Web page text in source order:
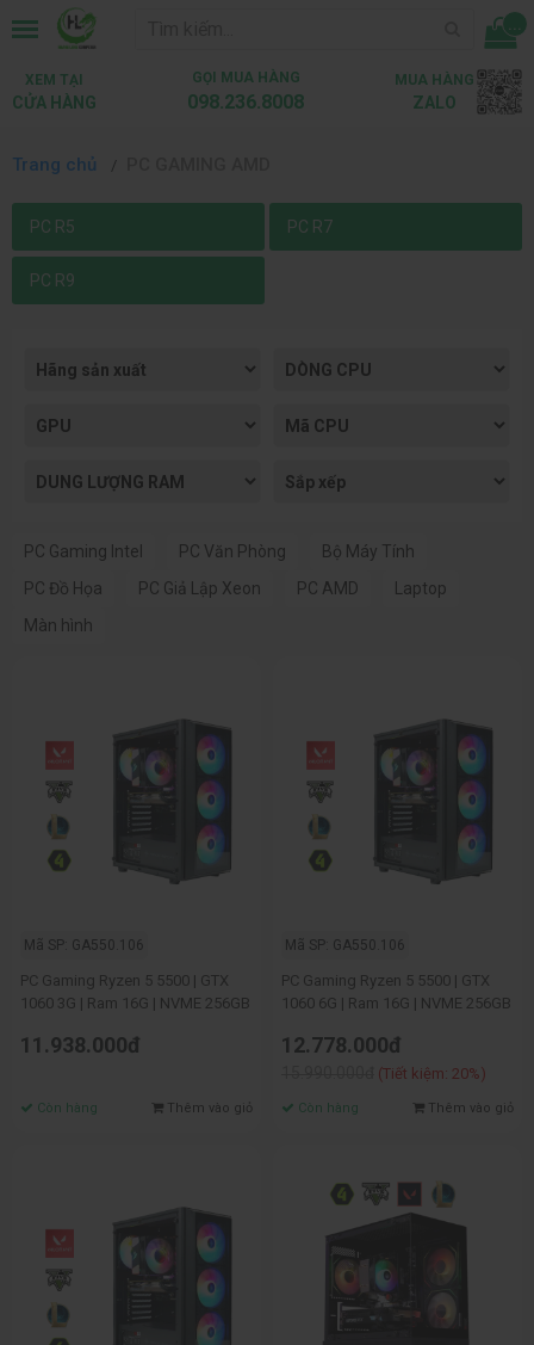
...
XEM TẠI
CỬA HÀNG
GỌI MUA HÀNG
098.236.8008
MUA HÀNG
ZALO
Trang chủ
PC R5 PC R7
PC R9
PC Gaming Intel PC Văn Phòng
Bộ Máy Tính
PC Đồ Họa
PC Giả Lập Xeon PC AMD
Laptop
Màn hình
Mã SP: GA550.106
PC Gaming Ryzen 5 5500 | GTX
1060 3G | Ram 16G | NVME 256GB
11.938.000đ
Còn hàng Thêm vào giỏ
Mã SP: GA550.106
PC Gaming Ryzen 5 5500 | GTX
1060 6G | Ram 16G | NVME 256GB
12.778.000đ
(Tiết kiệm: 20%)
Còn hàng Thêm vào giỏ